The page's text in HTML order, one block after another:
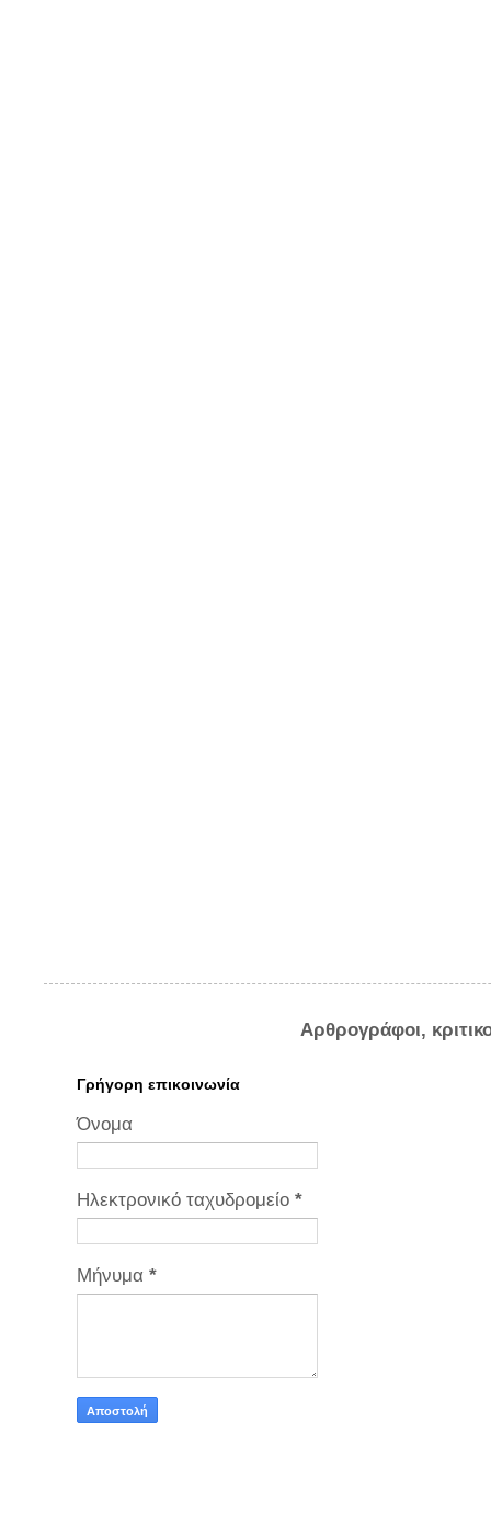
Αρθρογράφοι,
Γρήγορη επικοινωνία
Όνομα
Ηλεκτρονικό ταχυδρομείο *
Μήνυμα *